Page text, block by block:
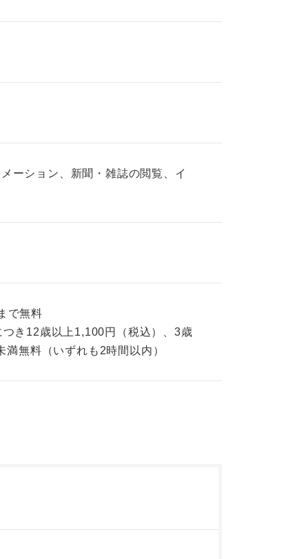
ーション、新聞・雑誌の閲覧、イ
で無料
き12歳以上1,100円（税込）、3歳
無料（いずれも2時間以内）